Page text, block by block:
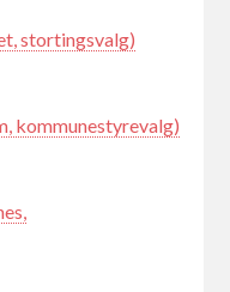
stortingsvalg)
kommunestyrevalg)